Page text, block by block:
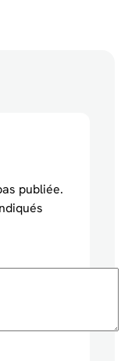
publiée.